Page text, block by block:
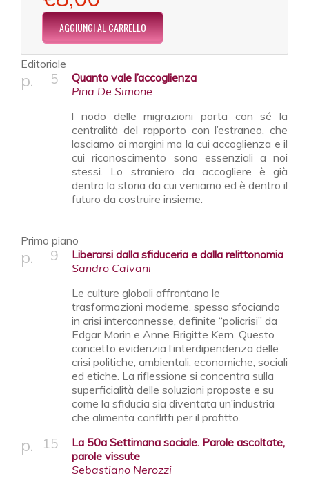
Editoriale
5
Quanto vale l’accoglienza
Pina De Simone
l nodo delle migrazioni porta con sé la
centralità del rapporto con l’estraneo, che
lasciamo ai margini ma la cui accoglienza e il
cui riconoscimento sono essenziali a noi
stessi. Lo straniero da accogliere è già
dentro la storia da cui veniamo ed è dentro il
futuro da costruire insieme.
Primo piano
9
Liberarsi dalla sfiduceria e dalla relittonomia
Sandro Calvani
Le culture globali affrontano le
trasformazioni moderne, spesso sfociando
in crisi interconnesse, definite “policrisi” da
Edgar Morin e Anne Brigitte Kern. Questo
concetto evidenzia l’interdipendenza delle
crisi politiche, ambientali, economiche, sociali
ed etiche. La riflessione si concentra sulla
superficialità delle soluzioni proposte e su
come la sfiducia sia diventata un’industria
che alimenta conflitti per il profitto.
15
La 50a Settimana sociale. Parole ascoltate,
parole vissute
Sebastiano Nerozzi